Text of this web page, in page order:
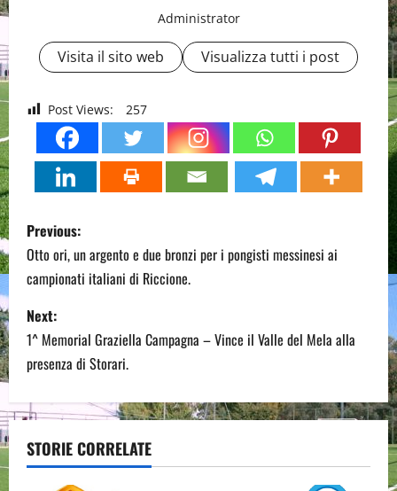
Administrator
Visita il sito web Visualizza tutti i post
Post Views: 257
P
o
s
t
n
a
v
Previous:
Otto ori, un argento e due bronzi per i pongisti messinesi ai
campionati italiani di Riccione.
Next:
1^ Memorial Graziella Campagna – Vince il Valle del Mela alla
presenza di Storari.
STORIE CORRELATE